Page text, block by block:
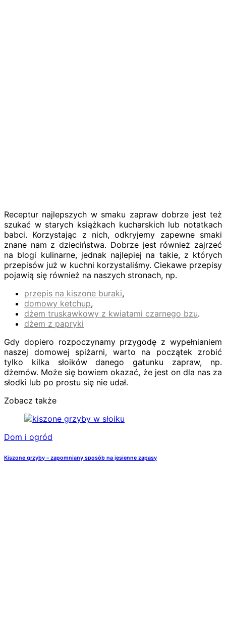
Receptur najlepszych w smaku zapraw dobrze jest też
szukać w starych książkach kucharskich lub notatkach
babci. Korzystając z nich, odkryjemy zapewne smaki
znane nam z dzieciństwa. Dobrze jest również zajrzeć
na blogi kulinarne, jednak najlepiej na takie, z których
przepisów już w kuchni korzystaliśmy. Ciekawe przepisy
pojawią się również na naszych stronach, np.
przepis na kiszone buraki,
domowy ketchup,
dżem truskawkowy z kwiatami czarnego bzu.
dżem z papryki
Gdy dopiero rozpoczynamy przygodę z wypełnianiem
naszej domowej spiżarni, warto na początek zrobić
tylko kilka słoików danego gatunku zapraw, np.
dżemów. Może się bowiem okazać, że jest on dla nas za
słodki lub po prostu się nie udał.
Zobacz także
Dom i ogród
Kiszone grzyby – zapomniany sposób na jesienne zapasy